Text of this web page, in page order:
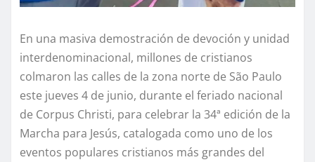
En una masiva demostración de devoción y unidad
interdenominacional, millones de cristianos
colmaron las calles de la zona norte de São Paulo
este jueves 4 de junio, durante el feriado nacional
de Corpus Christi, para celebrar la 34ª edición de la
Marcha para Jesús, catalogada como uno de los
eventos populares cristianos más grandes del